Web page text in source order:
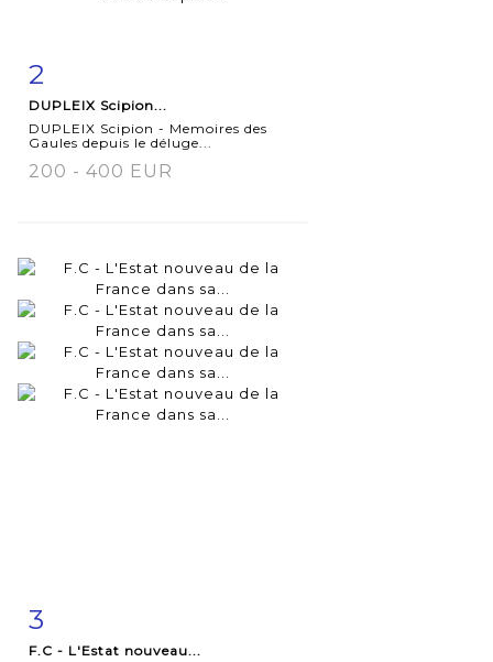
2
DUPLEIX Scipion...
DUPLEIX Scipion - Memoires des
Gaules depuis le déluge...
200 - 400 EUR
3
F.C - L'Estat nouveau...